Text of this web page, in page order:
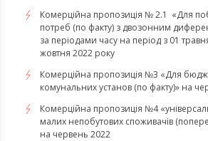
Комерційна пропозиція № 2.1 «Для
потреб (по факту) з двозонним
за періодами часу на період з 01
жовтня 2022 року
Комерційна пропозиція №3 «Для
комунальних установ (по факту)» на
Комерційна пропозиція №4
малих непобутових споживачів
на червень 2022